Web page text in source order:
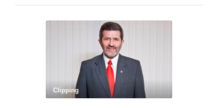
desafios para a elaboração de políticas públicas, que
evento contou com a presença do Vice-presidente Geraldo
Alckmin, que também ocupa o Ministério do
Desenvolvimento, Indústria, Comércio e Serviços, o ex
governador de Pernambuco, agora Presidente do Banco do
Nordeste, Paulo Câmara, o ex Deputado Federal, e
atualmente Superintendente da SUDENE, Danilo Cabral, da
Governadora de Pernambuco, Raquel Lyra, os ministros da
Casa Civil, Rui Costa, e da Integração e do Desenvolvimento
Clipping